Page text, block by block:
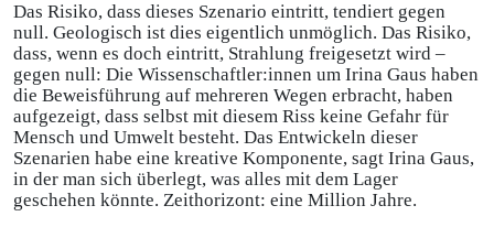
Das Risiko, dass dieses Szenario eintritt, tendiert gegen
null. Geologisch ist dies eigentlich unmöglich. Das Risiko,
dass, wenn es doch eintritt, Strahlung freigesetzt wird –
gegen null: Die Wissenschaftler:innen um Irina Gaus haben
die Beweisführung auf mehreren Wegen erbracht, haben
aufgezeigt, dass selbst mit diesem Riss keine Gefahr für
Mensch und Umwelt besteht. Das Entwickeln dieser
Szenarien habe eine kreative Komponente, sagt Irina Gaus,
in der man sich überlegt, was alles mit dem Lager
geschehen könnte. Zeithorizont: eine Million Jahre.